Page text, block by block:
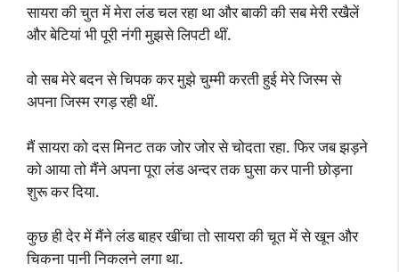
सायरा की चुत में मेरा लंड चल रहा था और बाकी की सब मेरी रखैलें
और बेटियां भी पूरी नंगी मुझसे लिपटी थीं.
वो सब मेरे बदन से चिपक कर मुझे चुम्मी करती हुई मेरे जिस्म से
अपना जिस्म रगड़ रही थीं.
मैं सायरा को दस मिनट तक जोर जोर से चोदता रहा. फिर जब झड़ने
को आया तो मैंने अपना पूरा लंड अन्दर तक घुसा कर पानी छोड़ना
शुरू कर दिया.
कुछ ही देर में मैंने लंड बाहर खींचा तो सायरा की चूत में से खून और
चिकना पानी निकलने लगा था.